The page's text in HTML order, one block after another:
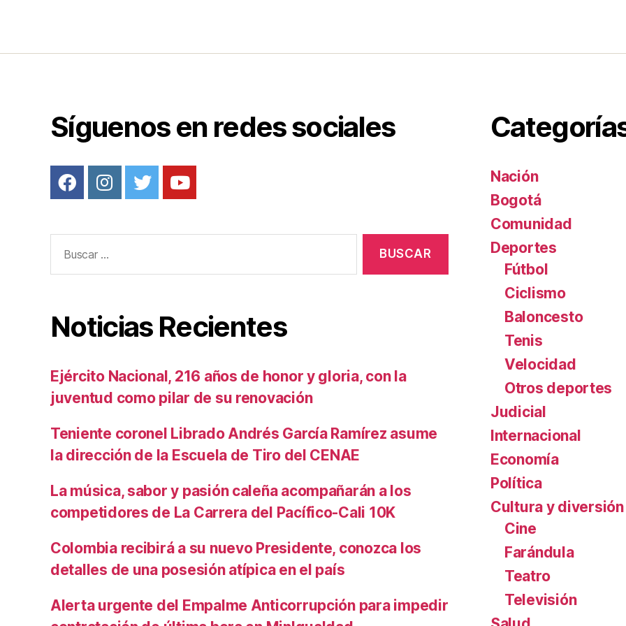
o
tir
Síguenos en redes sociales
Noticias Recientes
Ejército Nacional, 216 años de honor y gloria, con la
juventud como pilar de su renovación
Teniente coronel Librado Andrés García Ramírez asume
la dirección de la Escuela de Tiro del CENAE
La música, sabor y pasión caleña acompañarán a los
competidores de La Carrera del Pacífico-Cali 10K
Colombia recibirá a su nuevo Presidente, conozca los
detalles de una posesión atípica en el país
Alerta urgente del Empalme Anticorrupción para impedir
Nación
Bogotá
Comunidad
Deportes
Fútbol
Ciclismo
Baloncesto
Tenis
Velocidad
Otros deportes
Judicial
Internacional
Economía
Política
Cultura y diversión
Cine
Farándula
Teatro
Televisión